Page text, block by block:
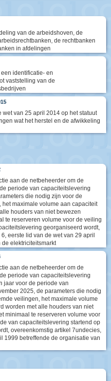
van de arbeidshoven, de
de rechtbanken
in afdelingen
identificatie- en
vaststelling van de
van 25 april 2014 op het statuut
wat het herstel en de afwikkeling
aan de netbeheerder om de
periode van capaciteitslevering
die nodig zijn voor de
maximale volume aan capaciteit
houders van niet bewezen
te reserveren volume voor de veiling
georganiseerd wordt,
eerste lid van de wet van 29 april
elektriciteitsmarkt
aan de netbeheerder om de
periode van capaciteitslevering
jaar voor de periode van
2025, de parameters die nodig
veilingen, het maximale volume
worden met alle houders van niet
minimaal te reserveren volume voor
van capaciteitslevering startend op
overeenkomstig artikel 7undecies,
1999 betreffende de organisatie van